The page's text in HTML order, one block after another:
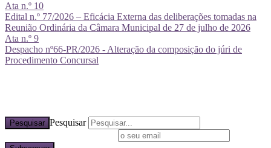
Ata n.º 10
Edital n.º 77/2026 – Eficácia Externa das deliberações tomadas na
Reunião Ordinária da Câmara Municipal de 27 de julho de 2026
Ata n.º 9
Despacho nº66-PR/2026 - Alteração da composição do júri de
Procedimento Concursal
Pesquisar Pesquisar